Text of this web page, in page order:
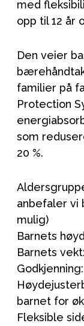
med
opp til 12 år
Den veier
familier på
Protection
som
20 %.
anbefaler vi
mulig)
Barnets
Barnets
barnet for
Fleksible